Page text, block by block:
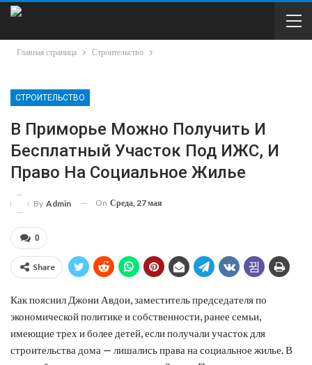
Главная страница Строительство
СТРОИТЕЛЬСТВО
В Приморье Можно Получить И
Бесплатный Участок Под ИЖС, И
Право На Социальное Жилье
By Admin On Среда, 27 мая
0
Share
Как пояснил Джони Авдои, заместитель председателя по
экономической политике и собственности, ранее семьи,
имеющие трех и более детей, если получали участок для
строительства дома — лишались права на социальное жилье. В